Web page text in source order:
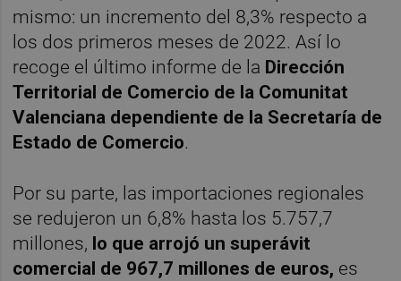
mismo: un incremento del 8,3% respecto a
los dos primeros meses de 2022. Así lo
recoge el último informe de la Dirección
Territorial de Comercio de la Comunitat
Valenciana dependiente de la Secretaría de
Estado de Comercio.
Por su parte, las importaciones regionales
se redujeron un 6,8% hasta los 5.757,7
millones, lo que arrojó un superávit
comercial de 967,7 millones de euros, es